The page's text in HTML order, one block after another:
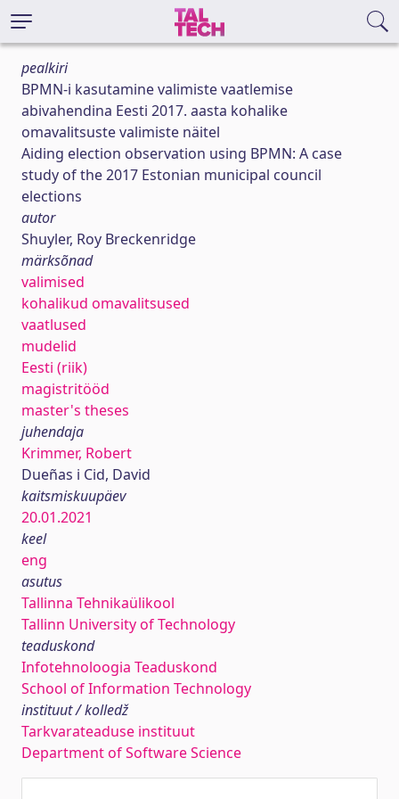
pealkiri
BPMN-i kasutamine valimiste vaatlemise
abivahendina Eesti 2017. aasta kohalike
omavalitsuste valimiste näitel
Aiding election observation using BPMN: A case
study of the 2017 Estonian municipal council
elections
autor
Shuyler, Roy Breckenridge
märksõnad
valimised
kohalikud omavalitsused
vaatlused
mudelid
Eesti (riik)
magistritööd
master's theses
juhendaja
Krimmer, Robert
Dueñas i Cid, David
kaitsmiskuupäev
20.01.2021
keel
eng
asutus
Tallinna Tehnikaülikool
Tallinn University of Technology
teaduskond
Infotehnoloogia Teaduskond
School of Information Technology
instituut / kolledž
Tarkvarateaduse instituut
Department of Software Science